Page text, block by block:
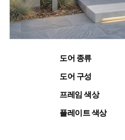
도어 종류
도어 구성
프레임 색상
플레이트 색상